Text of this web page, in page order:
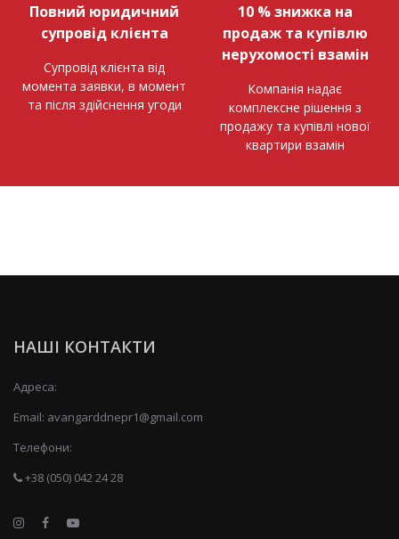
Повний юридичний
супровід клієнта
Супровід клієнта від
момента заявки, в момент
та після здійснення угоди
10 % знижка на
продаж та купівлю
нерухомості взамін
Компанія надає
комплексне рішення з
продажу та купівлі нової
квартири взамін
НАШІ КОНТАКТИ
Адреса:
Email: avangarddnepr1@gmail.com
Телефони:
+38 (050) 042 24 28